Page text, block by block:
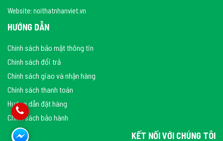
Website: noithatnhanviet.vn
HƯỚNG DẪN
Chính sách bảo mật thông tin
Chính sách đổi trả
Chính sách giao và nhận hàng
Chính sách thanh toán
Hướng dẫn đặt hàng
Chính sách bảo hành
KẾT NỐI VỚI CHÚNG TÔI